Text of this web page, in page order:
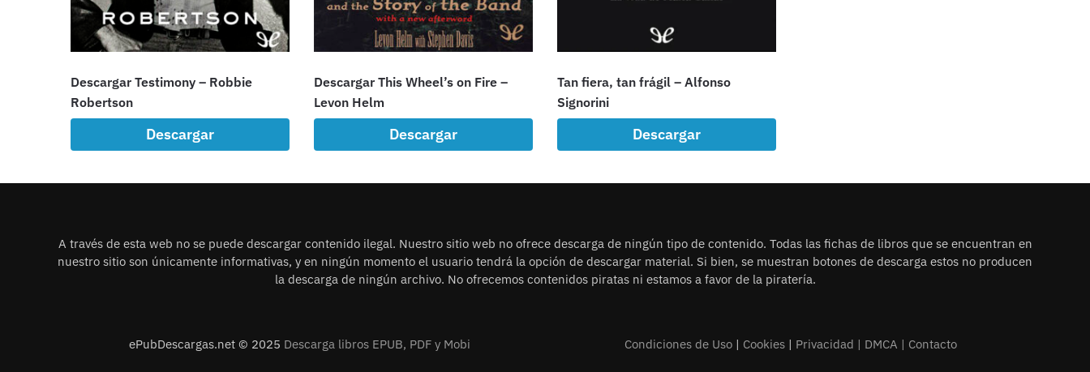
Descargar Testimony – Robbie
Robertson
Descargar
Descargar This Wheel’s on Fire –
Levon Helm
Descargar
Tan fiera, tan frágil – Alfonso
Signorini
Descargar
A través de esta web no se puede descargar contenido ilegal. Nuestro sitio web no ofrece descarga de ningún tipo de contenido. Todas las fichas de libros que se encuentran en
nuestro sitio son únicamente informativas, y en ningún momento el usuario tendrá la opción de descargar material. Si bien, se muestran botones de descarga estos no producen
la descarga de ningún archivo. No ofrecemos contenidos piratas ni estamos a favor de la piratería.
ePubDescargas.net © 2025 Descarga libros EPUB, PDF y Mobi Condiciones de Uso| Cookies| Privacidad | DMCA | Contacto